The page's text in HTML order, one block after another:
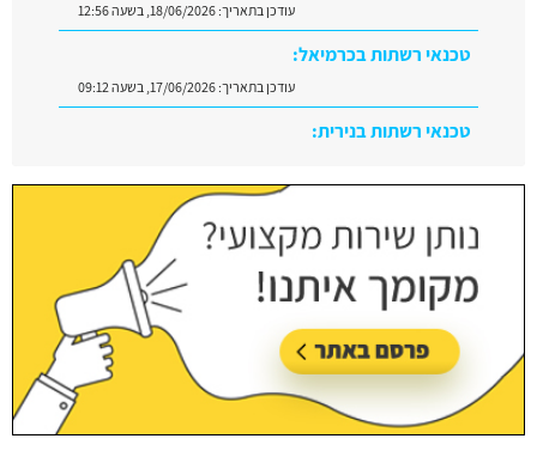
עודכן בתאריך:18/06/2026, בשעה 12:56
טכנאי רשתות בכרמיאל:
עודכן בתאריך:17/06/2026, בשעה 09:12
טכנאי רשתות בנירית: